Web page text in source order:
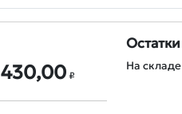
430,00 ₽
Остатки
На складе